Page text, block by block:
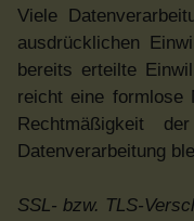
Viele
ausdrücklichen
bereits erteilte
reicht eine formlose
Rechtmäßigkeit
Datenverarbeitung
SSL- bzw. TLS-